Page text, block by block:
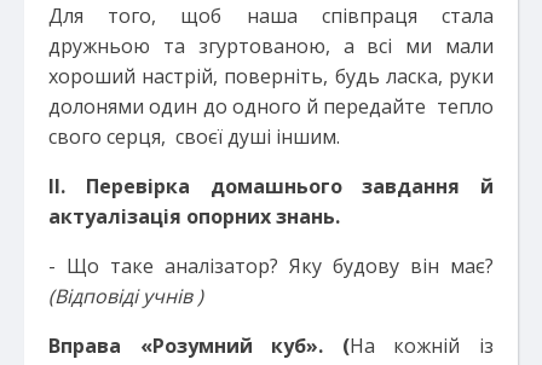
Для того, щоб наша співпраця стала
дружньою та згуртованою, а всі ми мали
хороший настрій, поверніть, будь ласка, руки
долонями один до одного й передайте тепло
свого серця, своєї душі іншим.
ІІ. Перевірка домашнього завдання й
актуалізація опорних знань.
- Що таке аналізатор? Яку будову він має?
(Відповіді учнів )
Вправа «Розумний куб». (На кожній із